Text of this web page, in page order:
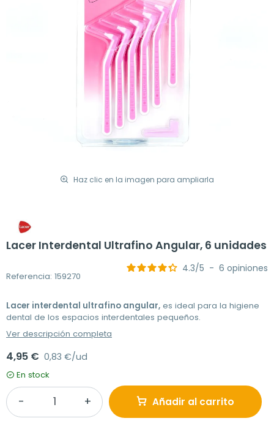
Haz clic en la imagen para ampliarla
Lacer Interdental Ultrafino Angular, 6 unidades
Referencia: 159270
4.3/5 - 6 opiniones
Lacer interdental ultrafino angular, es ideal para la higiene
dental de los espacios interdentales pequeños.
Ver descripción completa
4,95 € 0,83 €/ud
En stock
Añadir al carrito